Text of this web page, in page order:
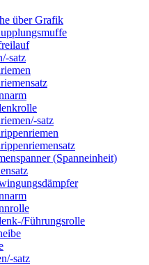
über Grafik
satz
satz
(Spanneinheit)
Führungsrolle
satz